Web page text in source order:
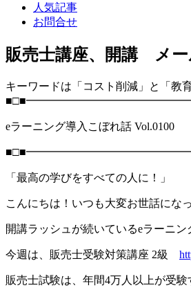
人気記事
お問合せ
販売士講座、開講 メ
キーワードは「コスト削減」と「教
eラーニング導入こぼれ話 Vol.0100
「最高の学びをすべての人に！」
こんにちは！いつも大変お世話にな
開講ラッシュが続いているeラーニ
今週は、販売士受験対策講座 2級
販売士試験は、年間4万人以上が受験